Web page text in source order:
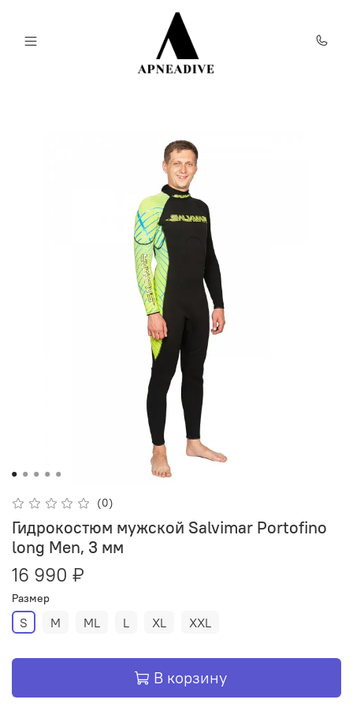
(0)
Гидрокостюм мужской Salvimar Portofino
long Men, 3 мм
16 990 ₽
Размер
S M ML L XL XXL
В корзину